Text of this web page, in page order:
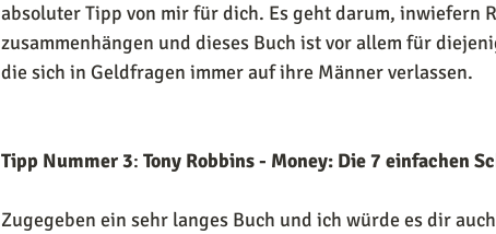
absoluter Tipp von mir für dich. Es geht darum, inwiefern
zusammenhängen und dieses Buch ist vor allem für
die sich in Geldfragen immer auf ihre Männer verlassen.
Tipp Nummer 3: Tony Robbins - Money: Die 7 einfachen
Zugegeben ein sehr langes Buch und ich würde es dir